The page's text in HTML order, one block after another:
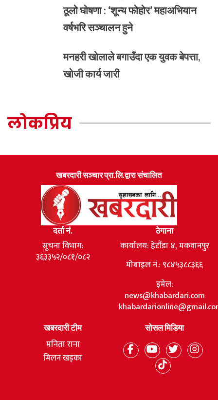
ठूलो घोषणा : ‘शून्य फोहोर’ महाअभियान
वर्षभरि सञ्चालन हुने
मनहरी खोलाले बगाउँदा एक युवक बेपत्ता,
खोजी कार्य जारी
लोकप्रिय
खबरदारी सञ्चार प्रा.लि.द्वारा संचालित
दर्ता नं.
सुचना विभाग:
३६३३५२/०८१/०८२
ठेगाना
कार्यालय: हेटौंडा ४, मकवानपुर
मोबाइल नं.: ९८४५३८८३६६
इमेल:
news@khabardari.com
खबरदारी टीम
मनिता राना
मिलन खड्का
सोसल मिडिया